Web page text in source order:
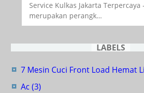
Service Kulkas Jakarta Terpercaya
merupakan perangk…
LABELS
7 Mesin Cuci Front Load Hemat
Ac (3)